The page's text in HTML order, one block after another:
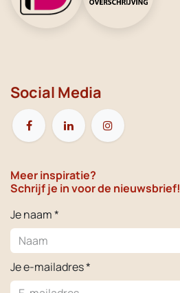
Social Media
Meer inspiratie?
Schrijf je in voor de nieuwsbrief!
Je naam *
Je e-mailadres *